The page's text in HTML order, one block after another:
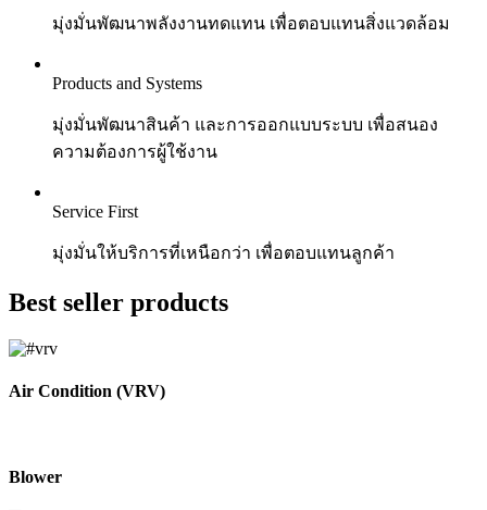
มุ่งมั่นพัฒนาพลังงานทดแทน เพื่อตอบแทนสิ่งแวดล้อม
Products and Systems
มุ่งมั่นพัฒนาสินค้า และการออกแบบระบบ เพื่อสนอง
ความต้องการผู้ใช้งาน
Service First
มุ่งมั่นให้บริการที่เหนือกว่า เพื่อตอบแทนลูกค้า
Best seller products
Air Condition (VRV)
Blower